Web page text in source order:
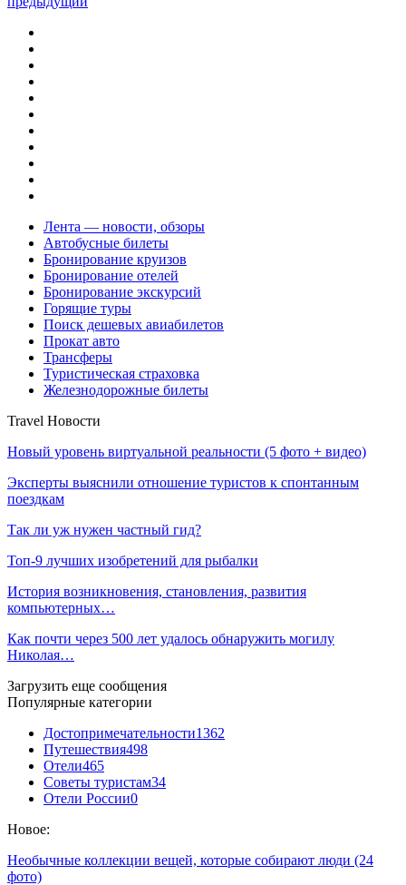
Лента — новости, обзоры
Автобусные билеты
Бронирование круизов
Бронирование отелей
Бронирование экскурсий
Горящие туры
Поиск дешевых авиабилетов
Прокат авто
Трансферы
Туристическая страховка
Железнодорожные билеты
Travel Новости
Новый уровень виртуальной реальности (5 фото + видео)
Эксперты выяснили отношение туристов к спонтанным
поездкам
Так ли уж нужен частный гид?
Топ-9 лучших изобретений для рыбалки
История возникновения, становления, развития
компьютерных…
Как почти через 500 лет удалось обнаружить могилу
Николая…
Загрузить еще сообщения
Популярные категории
Достопримечательности1362
Путешествия498
Отели465
Советы туристам34
Отели России0
Новое:
Необычные коллекции вещей, которые собирают люди (24
фото)